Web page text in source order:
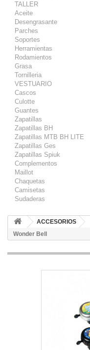
TALLER
Aceite
Desengrasante
Parches
Soportes
Herramientas
Rodamientos
Grasa
Tornilleria
VESTUARIO
Cascos
Culotte
Guantes
Zapatillas
Zapatillas BH
Zapatillas MTB BH LITE
Zapatillas Ges
Zapatillas Spiuk
Complementos
Maillot
Chaquetas
Camisetas
Sudaderas
ACCESORIOS
Wonder Bell